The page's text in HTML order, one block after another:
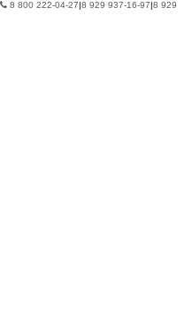
8 800 222-04-27|8 929 937-16-97|8 929